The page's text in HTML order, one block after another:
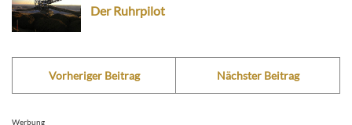
Der Ruhrpilot
Vorheriger Beitrag Nächster Beitrag
Werbung